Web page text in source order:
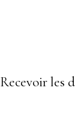
Recevoir les